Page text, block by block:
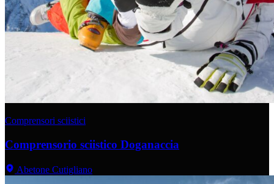
Comprensori sciistici
Comprensorio sciistico Doganaccia
Abetone Cutigliano